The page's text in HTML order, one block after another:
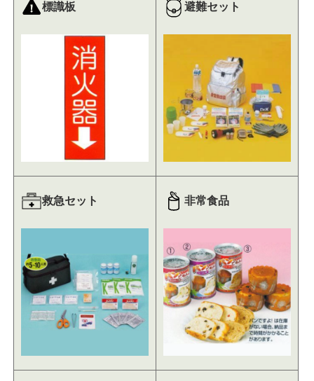
標識板 避難セット
救急セット 非常食品